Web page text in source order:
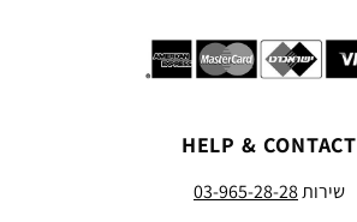
HELP & CONTACT
שירות03-965-28-28